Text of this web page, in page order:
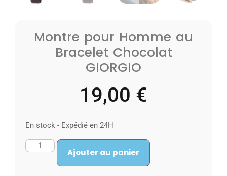
Montre pour Homme au
Bracelet Chocolat
GIORGIO
19,00 €
En stock - Expédié en 24H
Ajouter au panier